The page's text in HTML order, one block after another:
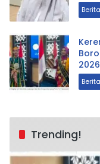
Berita
Berita
Trending!